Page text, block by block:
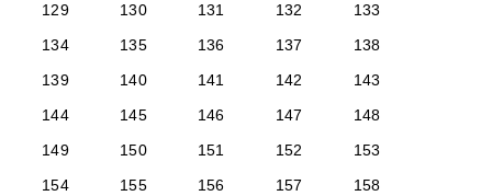
129
130 131 132
133
134
135 136 137
138
139
140 141 142
143
144
145 146 147
148
149
150 151 152
153
154
155 156 157
158